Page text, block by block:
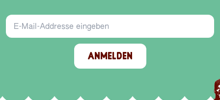
E-Mail-Addresse
ANMELDEN